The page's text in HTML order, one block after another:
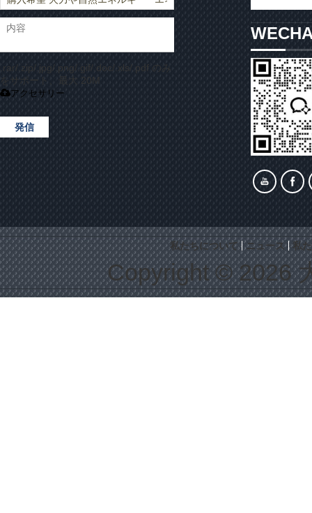
.rar/.zip/.jpg/.png/.gif/.doc/.xls/.pdf のみ
をサポート、最大 20M
アクセサリー
発信
私たちについて ニュース 私
Copyright © 2026